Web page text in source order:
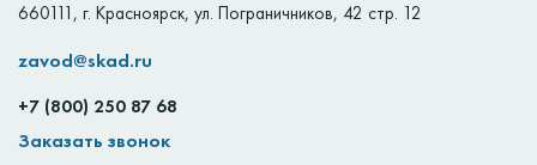
660111 , г. Красноярск, ул. Пограничников, 42 стр. 12
zavod@skad.ru
+7 (800) 250 87 68
Заказать звонок